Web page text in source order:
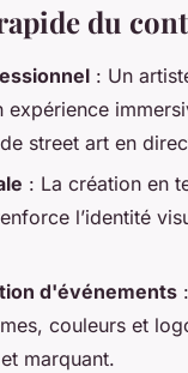
du
: Un
expérience
street art en
: La création en
l’identité
d'événements
couleurs et
marquant.